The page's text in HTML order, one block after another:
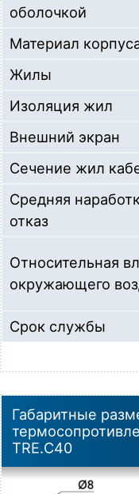
оболочкой
Материал
Жилы
Изоляция жил
Внешний экран
Сечение жил
Средняя
отказ
Относительная
окружающего
Срок службы
Габаритные
TRE.C40